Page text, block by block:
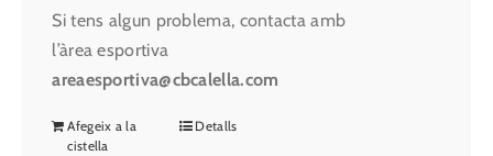
Si tens algun problema, contacta amb
l’àrea esportiva
areaesportiva@cbcalella.com
Afegeix a la
cistella
Detalls